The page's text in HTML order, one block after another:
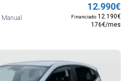
Manual
12.990€
Financiado 12.190€
176€/mes